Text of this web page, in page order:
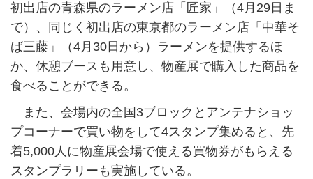
初出店の青森県のラーメン店「匠家」（4月29日ま
で）、同じく初出店の東京都のラーメン店「中華そ
ば三藤」（4月30日から）ラーメンを提供するほ
か、休憩ブースも用意し、物産展で購入した商品を
食べることができる。
また、会場内の全国3ブロックとアンテナショッ
プコーナーで買い物をして4スタンプ集めると、先
着5,000人に物産展会場で使える買物券がもらえる
スタンプラリーも実施している。